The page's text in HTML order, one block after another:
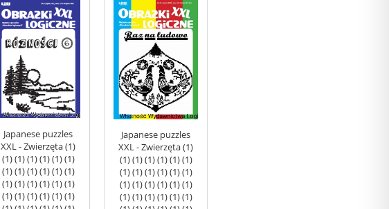
add to cart add to cart
Japanese puzzles
XXL - Zwierzęta (1)
(1) (1) (1) (1) (1) (1)
(1) (1) (1) (1) (1) (1)
(1) (1) (1) (1) (1) (1)
(1) (1) (1) (1) (1) (1)
Japanese puzzles
XXL - Zwierzęta (1)
(1) (1) (1) (1) (1) (1)
(1) (1) (1) (1) (1) (1)
(1) (1) (1) (1) (1) (1)
(1) (1) (1) (1) (1) (1)